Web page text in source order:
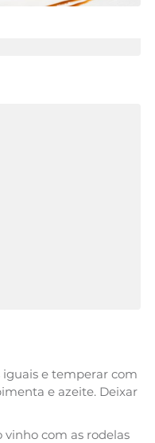
e temperar com
e azeite. Deixar
com as rodelas